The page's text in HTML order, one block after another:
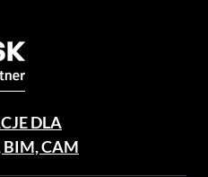
DLA
BIM, CAM